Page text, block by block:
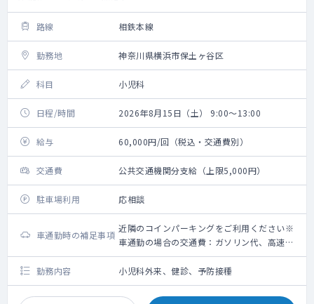
路線 相鉄本線
勤務地 神奈川県横浜市保土ヶ谷区
科目 小児科
日程/時間 2026年8月15日（土） 9:00～13:00
給与 60,000円/回（税込・交通費別）
交通費 公共交通機関分支給（上限5,000円）
駐車場利用 応相談
車通勤時の補足事項
近隣のコインパーキングをご利用ください※
車通勤の場合の交通費：ガソリン代、高速道
路利用料金（上限5,000円）＋駐車場代（上
限2,000円）
勤務内容 小児科外来、健診、予防接種